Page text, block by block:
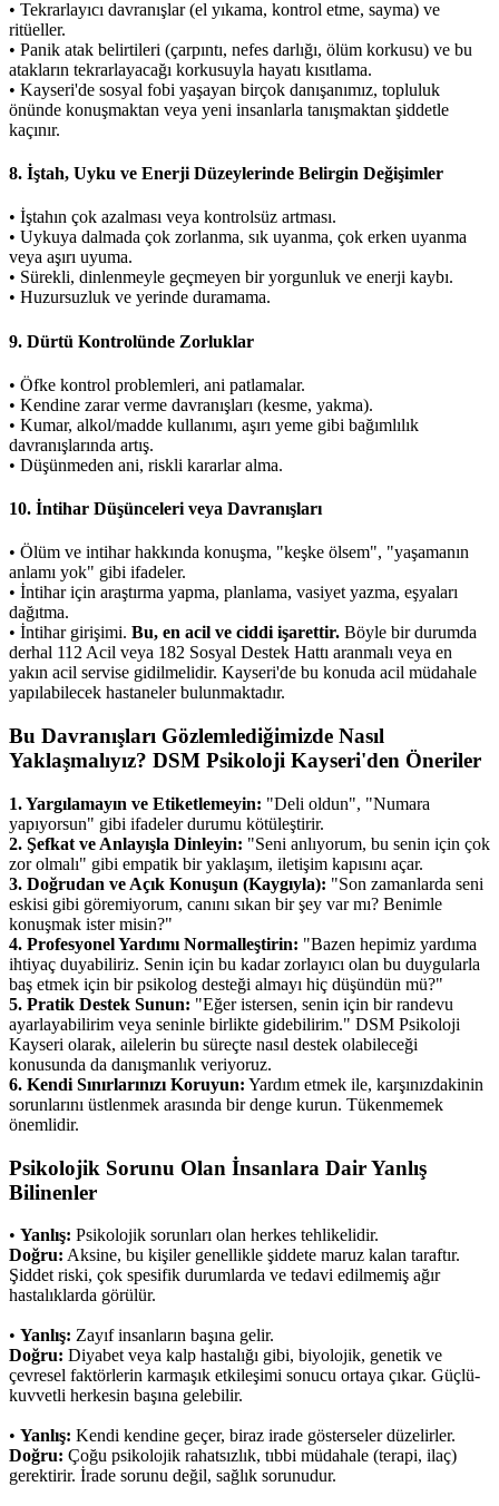
• Tekrarlayıcı davranışlar (el yıkama, kontrol etme, sayma) ve
ritüeller.
• Panik atak belirtileri (çarpıntı, nefes darlığı, ölüm korkusu) ve bu
atakların tekrarlayacağı korkusuyla hayatı kısıtlama.
• Kayseri'de sosyal fobi yaşayan birçok danışanımız, topluluk
önünde konuşmaktan veya yeni insanlarla tanışmaktan şiddetle
kaçınır.
8. İştah, Uyku ve Enerji Düzeylerinde Belirgin Değişimler
• İştahın çok azalması veya kontrolsüz artması.
• Uykuya dalmada çok zorlanma, sık uyanma, çok erken uyanma
veya aşırı uyuma.
• Sürekli, dinlenmeyle geçmeyen bir yorgunluk ve enerji kaybı.
• Huzursuzluk ve yerinde duramama.
9. Dürtü Kontrolünde Zorluklar
• Öfke kontrol problemleri, ani patlamalar.
• Kendine zarar verme davranışları (kesme, yakma).
• Kumar, alkol/madde kullanımı, aşırı yeme gibi bağımlılık
davranışlarında artış.
• Düşünmeden ani, riskli kararlar alma.
10. İntihar Düşünceleri veya Davranışları
• Ölüm ve intihar hakkında konuşma, "keşke ölsem", "yaşamanın
anlamı yok" gibi ifadeler.
• İntihar için araştırma yapma, planlama, vasiyet yazma, eşyaları
dağıtma.
• İntihar girişimi. Bu, en acil ve ciddi işarettir. Böyle bir durumda
derhal 112 Acil veya 182 Sosyal Destek Hattı aranmalı veya en
yakın acil servise gidilmelidir. Kayseri'de bu konuda acil müdahale
yapılabilecek hastaneler bulunmaktadır.
Bu Davranışları Gözlemlediğimizde Nasıl
Yaklaşmalıyız? DSM Psikoloji Kayseri'den Öneriler
1. Yargılamayın ve Etiketlemeyin: "Deli oldun", "Numara
yapıyorsun" gibi ifadeler durumu kötüleştirir.
2. Şefkat ve Anlayışla Dinleyin: "Seni anlıyorum, bu senin için çok
zor olmalı" gibi empatik bir yaklaşım, iletişim kapısını açar.
3. Doğrudan ve Açık Konuşun (Kaygıyla): "Son zamanlarda seni
eskisi gibi göremiyorum, canını sıkan bir şey var mı? Benimle
konuşmak ister misin?"
4. Profesyonel Yardımı Normalleştirin: "Bazen hepimiz yardıma
ihtiyaç duyabiliriz. Senin için bu kadar zorlayıcı olan bu duygularla
baş etmek için bir psikolog desteği almayı hiç düşündün mü?"
5. Pratik Destek Sunun: "Eğer istersen, senin için bir randevu
ayarlayabilirim veya seninle birlikte gidebilirim." DSM Psikoloji
Kayseri olarak, ailelerin bu süreçte nasıl destek olabileceği
konusunda da danışmanlık veriyoruz.
6. Kendi Sınırlarınızı Koruyun: Yardım etmek ile, karşınızdakinin
sorunlarını üstlenmek arasında bir denge kurun. Tükenmemek
önemlidir.
Psikolojik Sorunu Olan İnsanlara Dair Yanlış
Bilinenler
• Yanlış: Psikolojik sorunları olan herkes tehlikelidir.
Doğru: Aksine, bu kişiler genellikle şiddete maruz kalan taraftır.
Şiddet riski, çok spesifik durumlarda ve tedavi edilmemiş ağır
hastalıklarda görülür.
• Yanlış: Zayıf insanların başına gelir.
Doğru: Diyabet veya kalp hastalığı gibi, biyolojik, genetik ve
çevresel faktörlerin karmaşık etkileşimi sonucu ortaya çıkar. Güçlü-
kuvvetli herkesin başına gelebilir.
• Yanlış: Kendi kendine geçer, biraz irade gösterseler düzelirler.
Doğru: Çoğu psikolojik rahatsızlık, tıbbi müdahale (terapi, ilaç)
gerektirir. İrade sorunu değil, sağlık sorunudur.